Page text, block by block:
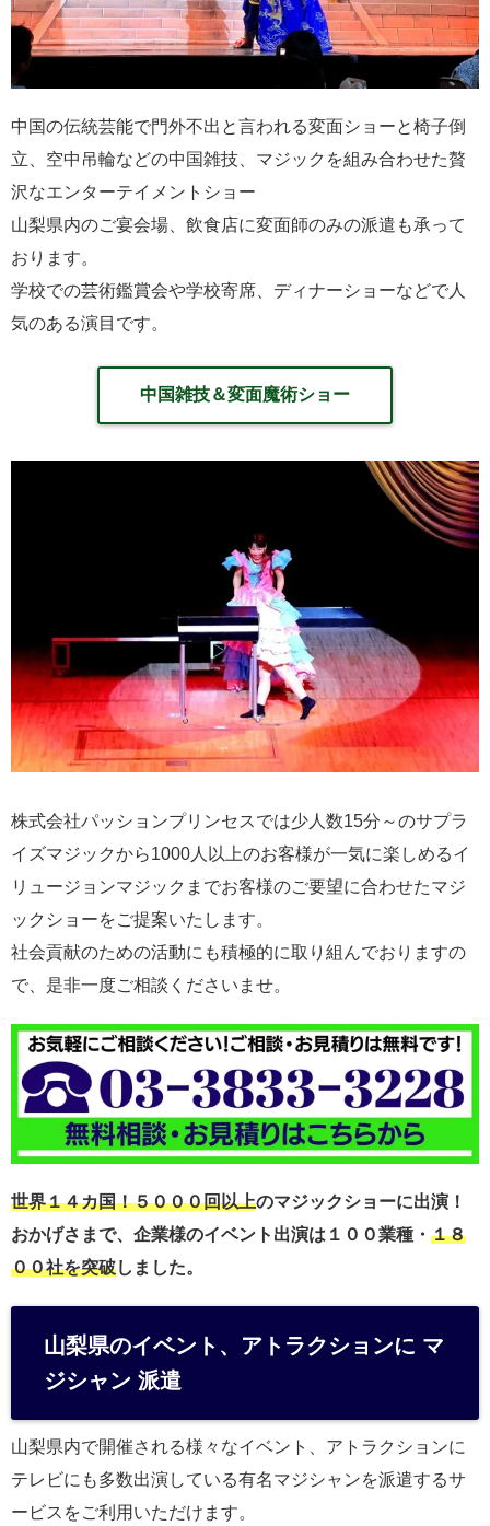
中国の伝統芸能で門外不出と言われる変面ショーと椅子倒
立、空中吊輪などの中国雑技、マジックを組み合わせた贅
沢なエンターテイメントショー
山梨県内のご宴会場、飲食店に変面師のみの派遣も承って
おります。
学校での芸術鑑賞会や学校寄席、ディナーショーなどで人
気のある演目です。
中国雑技＆変面魔術ショー
株式会社パッションプリンセスでは少人数15分～のサプラ
イズマジックから1000人以上のお客様が一気に楽しめるイ
リュージョンマジックまでお客様のご要望に合わせたマジ
ックショーをご提案いたします。
社会貢献のための活動にも積極的に取り組んでおりますの
で、是非一度ご相談くださいませ。
世界１４カ国！５０００回以上のマジックショーに出演！
おかげさまで、企業様のイベント出演は１００業種・ １８
００社を突破しました。
山梨県のイベント、アトラクションに マ
ジシャン 派遣
山梨県内で開催される様々なイベント、アトラクションに
テレビにも多数出演している有名マジシャンを派遣するサ
ービスをご利用いただけます。